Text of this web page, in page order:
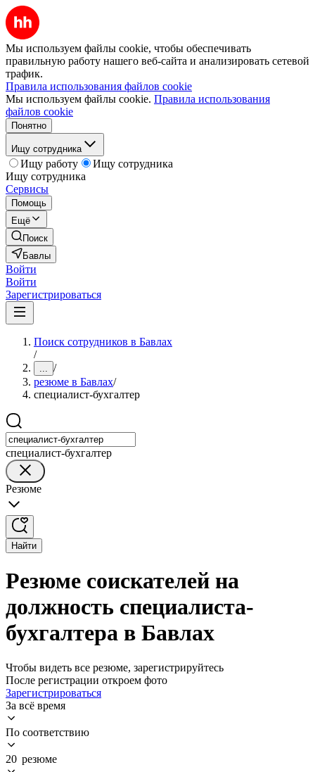
Мы используем файлы cookie, чтобы обеспечивать
правильную работу нашего веб-сайта и анализировать сетевой
трафик.
Правила использования файлов cookie
Мы используем файлы cookie. Правила использования
файлов cookie
Понятно
Ищу сотрудника
Ищу работу
Ищу сотрудника
Ищу сотрудника
Сервисы
Помощь
Ещё
Поиск
Бавлы
Войти
Войти
Зарегистрироваться
Поиск сотрудников в Бавлах
/
... /
резюме в Бавлах/
специалист-бухгалтер
специалист-бухгалтер
Резюме
Найти
Резюме соискателей на
должность специалиста-
бухгалтера в Бавлах
Чтобы видеть все резюме, зарегистрируйтесь
После регистрации откроем фото
Зарегистрироваться
За всё время
По соответствию
20 резюме